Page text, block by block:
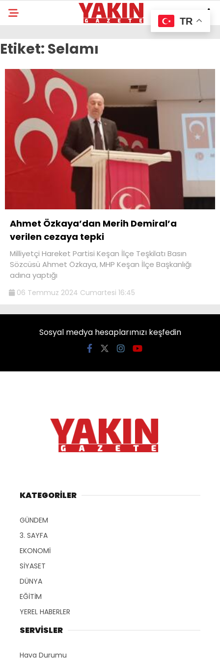
Etiket: Selamı
Ahmet Özkaya’dan Merih Demiral’a
verilen cezaya tepki
Milliyetçi Hareket Partisi Keşan İlçe Teşkilatı Basın
Sözcüsü Ahmet Özkaya, MHP Keşan İlçe Başkanlığı
adına yaptığı
06 Temmuz 2024 Cumartesi 16:45
Sosyal medya hesaplarımızı keşfedin
KATEGORİLER
GÜNDEM
3. SAYFA
EKONOMİ
SİYASET
DÜNYA
EĞİTİM
YEREL HABERLER
SERVİSLER
Hava Durumu
TR